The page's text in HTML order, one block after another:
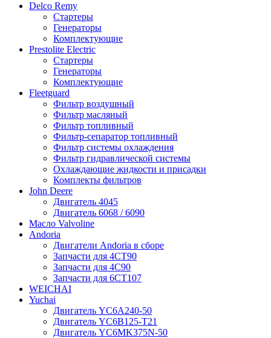
Delco Remy
Стартеры
Генераторы
Комплектующие
Prestolite Electric
Стартеры
Генераторы
Комплектующие
Fleetguard
Фильтр воздушный
Фильтр масляный
Фильтр топливный
Фильтр-сепаратор топливный
Фильтр системы охлаждения
Фильтр гидравлической системы
Охлаждающие жидкости и присадки
Комплекты фильтров
John Deere
Двигатель 4045
Двигатель 6068 / 6090
Масло Valvoline
Andoria
Двигатели Andoria в сборе
Запчасти для 4CT90
Запчасти для 4С90
Запчасти для 6CT107
WEICHAI
Yuchai
Двигатель YC6A240-50
Двигатель YC6B125-T21
Двигатель YC6MK375N-50